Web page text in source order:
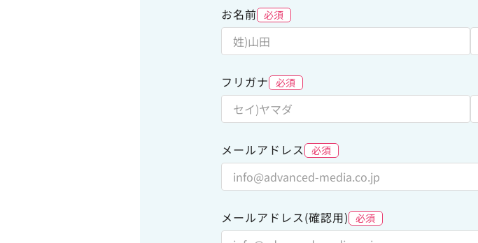
お名前 必須
フリガナ 必須
メールアドレス 必須
メールアドレス(確認用) 必須